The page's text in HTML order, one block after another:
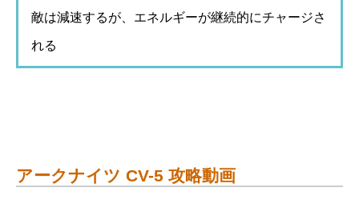
敵は減速するが、エネルギーが継続的にチャージさ
れる
アークナイツ CV-5 攻略動画